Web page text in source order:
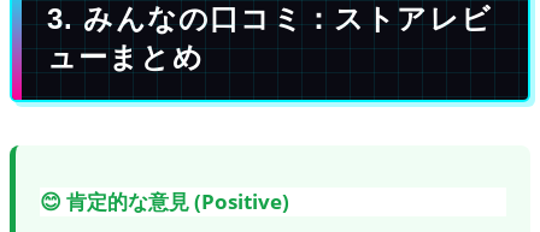
3. みんなの口コミ：ストアレビ
ューまとめ
😊 肯定的な意見 (Positive)